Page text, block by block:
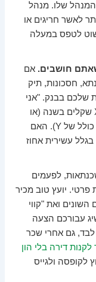
שלו. מנהל
לאשר חריגים או
לטפס במעלה
חושבים. אם
חסכונות, תיק
שלכם בבנק. "אני
מביא לבנק הזה סך פעילות של X שקלים בשנה (או
שיש לי הלוואות וחסכונות בסכום כולל של Y). האם
עשירית אחוז
לפעמים
יועץ טוב מכיר
ואת "קווי
עבורכם הצעה
גם אחרי שכר
לקנות דירה בלי הון
לקופסה ולגייס